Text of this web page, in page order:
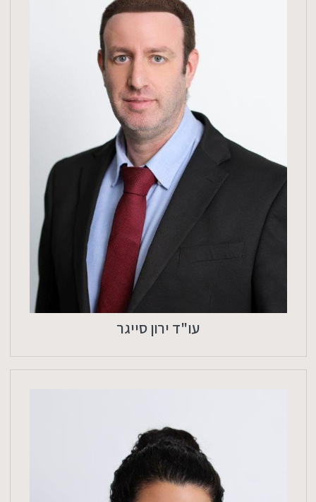
עו"ד ירון סייגר